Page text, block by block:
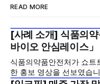
READ MORE
2026년 7월 5주
[사례 소개] 식품의
바이오 안심레이스
식품의약품안전처가 쇼트
한 홍보 영상을 선보였습니다. 이번 영상은 의약품 허